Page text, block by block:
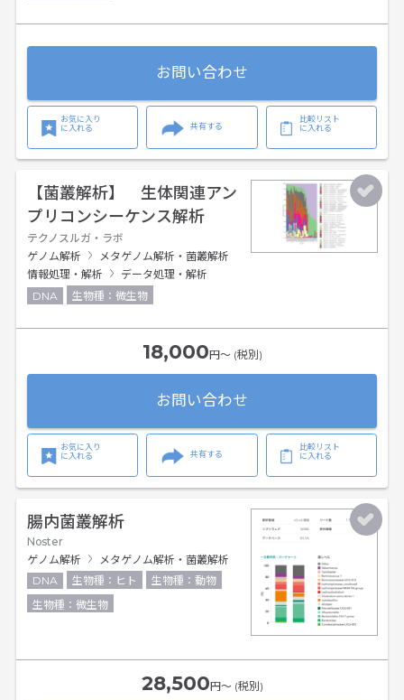
お問い合わせ
お気に入り
に入れる
共有する
比較リスト
に入れる
【菌叢解析】 生体関連アン
プリコンシーケンス解析
テクノスルガ・ラボ
ゲノム解析
メタゲノム解析・菌叢解析
情報処理・解析
データ処理・解析
DNA
生物種：微生物
18,000円〜 (税別)
お問い合わせ
お気に入り
に入れる
共有する
比較リスト
に入れる
腸内菌叢解析
Noster
ゲノム解析
メタゲノム解析・菌叢解析
DNA
生物種：ヒト
生物種：動物
生物種：微生物
28,500円〜 (税別)